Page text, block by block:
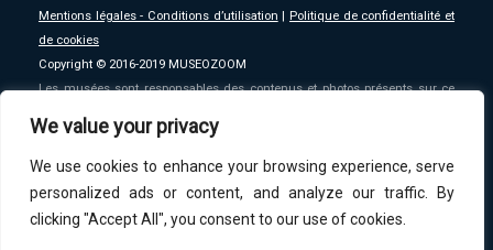
We value your privacy
We use cookies to enhance your browsing experience, serve
personalized ads or content, and analyze our traffic. By
clicking "Accept All", you consent to our use of cookies.
Mentions légales - Conditions d’utilisation | Politique de confidentialité et
de cookies
Copyright © 2016-2019 MUSEOZOOM
Les musées sont responsables des contenus et photos présents sur ce
An initative ofMSW.